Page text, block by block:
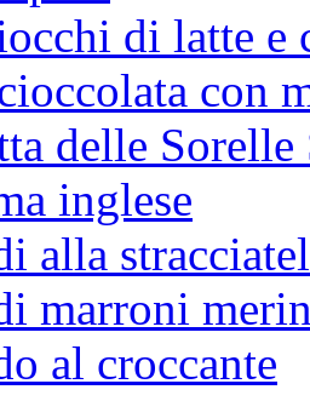
di latte e
con
delle
inglese
alla
marroni
al croccante